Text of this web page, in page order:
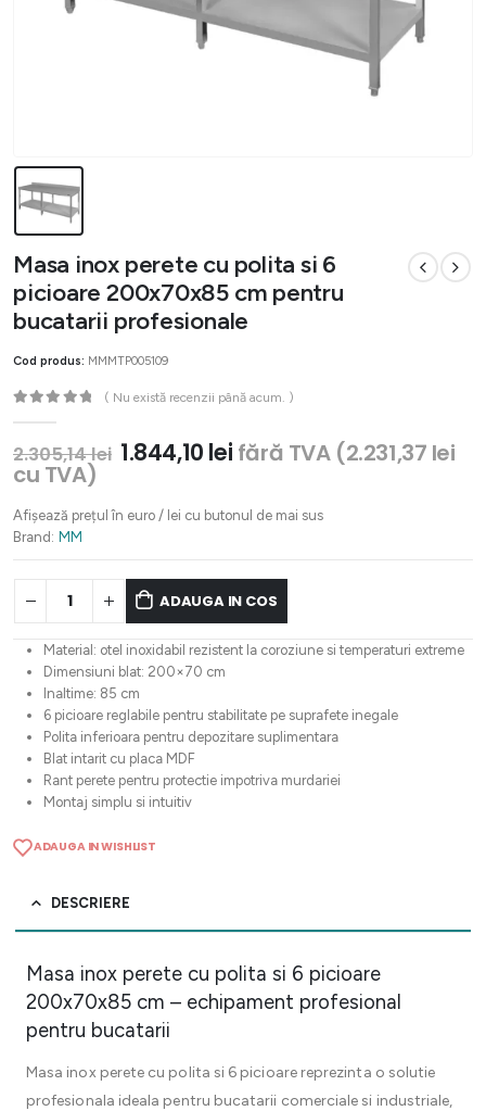
Masa inox perete cu polita si 6
picioare 200x70x85 cm pentru
bucatarii profesionale
Cod produs: MMMTP005109
( Nu există recenzii până acum. )
2.305,14lei Prețul
fost:
1.844,10 leiPrețul
1.844,10 lei.
fără TVA (2.231,37 lei
cu TVA)
Afișează prețul în euro / lei cu butonul de mai sus
Brand: MM
ADAUGA IN COS
Material: otel inoxidabil rezistent la coroziune si temperaturi extreme
Dimensiuni blat: 200×70 cm
Inaltime: 85 cm
6 picioare reglabile pentru stabilitate pe suprafete inegale
Polita inferioara pentru depozitare suplimentara
Blat intarit cu placa MDF
Rant perete pentru protectie impotriva murdariei
Montaj simplu si intuitiv
ADAUGA IN WISHLIST
DESCRIERE
Masa inox perete cu polita si 6 picioare
200x70x85 cm – echipament profesional
pentru bucatarii
Masa inox perete cu polita si 6 picioare reprezinta o solutie
profesionala ideala pentru bucatarii comerciale si industriale,